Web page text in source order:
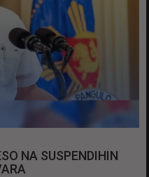
NA SUSPENDIHIN